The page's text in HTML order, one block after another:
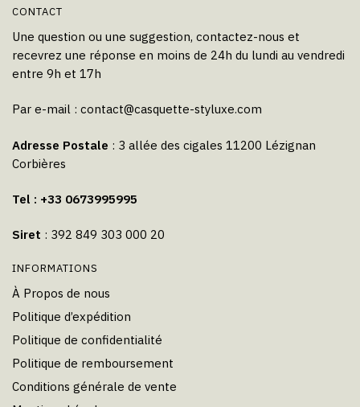
CONTACT
Une question ou une suggestion, contactez-nous et
recevrez une réponse en moins de 24h du lundi au vendredi
entre 9h et 17h
Par e-mail : contact@casquette-styluxe.com
Adresse Postale : 3 allée des cigales 11200 Lézignan
Corbières
Tel : +33 0673995995
Siret : 392 849 303 000 20
INFORMATIONS
À Propos de nous
Politique d’expédition
Politique de confidentialité
Politique de remboursement
Conditions générale de vente